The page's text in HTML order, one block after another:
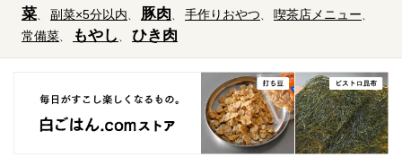
菜
副菜×5分以内 豚肉 手作りおやつ
喫茶店メニュー
常備菜
もやし ひき肉